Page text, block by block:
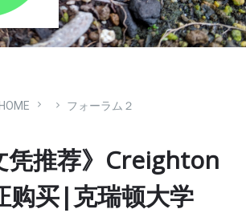
HOME フォーラム２
凭推荐》Creighton
购买|克瑞顿大学